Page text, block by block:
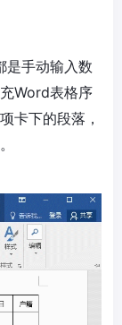
是手动输入数
Word表格序
卡下的段落，